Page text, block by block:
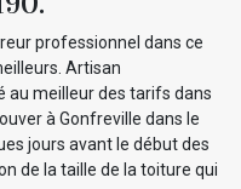
professionnel dans ce
Artisan
au meilleur des tarifs dans
à Gonfreville dans le
jours avant le début des
de la taille de la toiture qui